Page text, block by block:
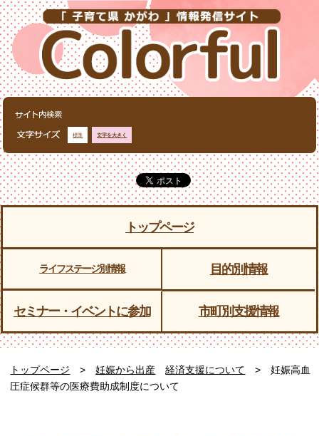
標準 文字を大きく
トップページ
ライフステージ別情報 目的別情報
セミナー・イベントに参加 市町別支援情報
トップページ >妊娠から出産 経済支援について > 妊娠高血
圧症候群等の医療費助成制度について